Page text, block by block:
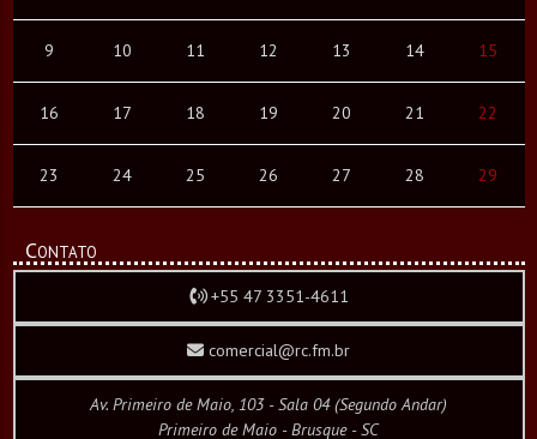
9 10 11 12 13 14 15
16 17 18 19 20 21 22
23 24 25 26 27 28 29
Contato
+55 47 3351-4611
comercial@rc.fm.br
Av. Primeiro de Maio, 103 - Sala 04 (Segundo Andar)
Primeiro de Maio - Brusque - SC